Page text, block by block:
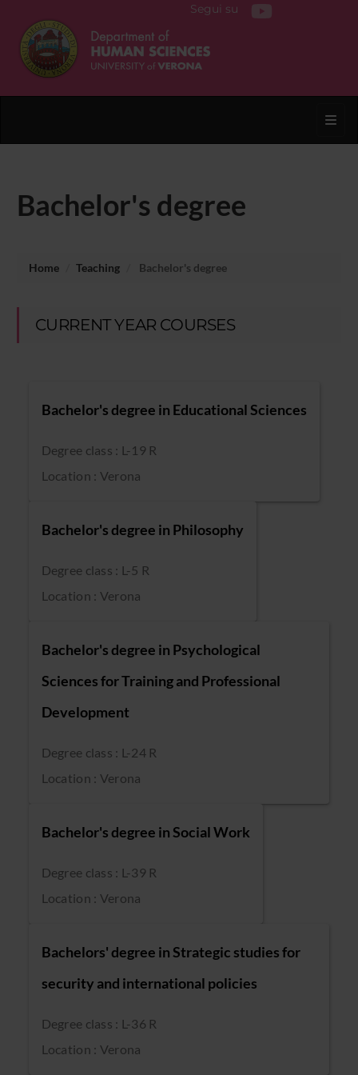
Segui su
Bachelor's degree
Home Teaching Bachelor's degree
CURRENT YEAR COURSES
Bachelor's degree in Educational Sciences
Degree class : L-19 R
Location : Verona
Bachelor's degree in Philosophy
Degree class : L-5 R
Location : Verona
Bachelor's degree in Psychological
Sciences for Training and Professional
Development
Degree class : L-24 R
Location : Verona
Bachelor's degree in Social Work
Degree class : L-39 R
Location : Verona
Bachelors' degree in Strategic studies for
security and international policies
Degree class : L-36 R
Location : Verona